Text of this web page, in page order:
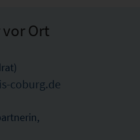
Ort
coburg.de